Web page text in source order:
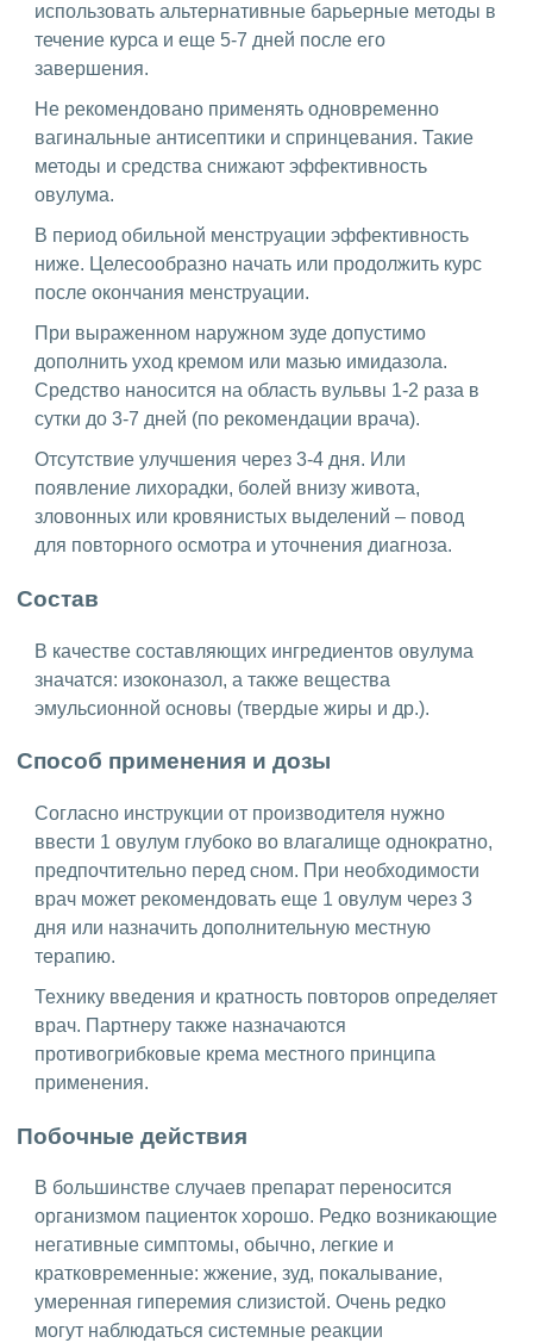
использовать альтернативные барьерные методы в
течение курса и еще 5-7 дней после его
завершения.
Не рекомендовано применять одновременно
вагинальные антисептики и спринцевания. Такие
методы и средства снижают эффективность
овулума.
В период обильной менструации эффективность
ниже. Целесообразно начать или продолжить курс
после окончания менструации.
При выраженном наружном зуде допустимо
дополнить уход кремом или мазью имидазола.
Средство наносится на область вульвы 1-2 раза в
сутки до 3-7 дней (по рекомендации врача).
Отсутствие улучшения через 3-4 дня. Или
появление лихорадки, болей внизу живота,
зловонных или кровянистых выделений – повод
для повторного осмотра и уточнения диагноза.
Состав
В качестве составляющих ингредиентов овулума
значатся: изоконазол, а также вещества
эмульсионной основы (твердые жиры и др.).
Способ применения и дозы
Согласно инструкции от производителя нужно
ввести 1 овулум глубоко во влагалище однократно,
предпочтительно перед сном. При необходимости
врач может рекомендовать еще 1 овулум через 3
дня или назначить дополнительную местную
терапию.
Технику введения и кратность повторов определяет
врач. Партнеру также назначаются
противогрибковые крема местного принципа
применения.
Побочные действия
В большинстве случаев препарат переносится
организмом пациенток хорошо. Редко возникающие
негативные симптомы, обычно, легкие и
кратковременные: жжение, зуд, покалывание,
умеренная гиперемия слизистой. Очень редко
могут наблюдаться системные реакции